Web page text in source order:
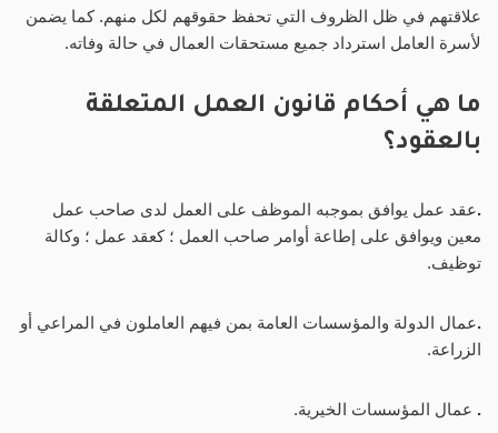
علاقتهم في ظل الظروف التي تحفظ حقوقهم لكل منهم. كما يضمن
لأسرة العامل استرداد جميع مستحقات العمال في حالة وفاته.
ما هي أحكام قانون العمل المتعلقة
بالعقود؟
.عقد عمل يوافق بموجبه الموظف على العمل لدى صاحب عمل
معين ويوافق على إطاعة أوامر صاحب العمل ؛ كعقد عمل ؛ وكالة
توظيف.
.عمال الدولة والمؤسسات العامة بمن فيهم العاملون في المراعي أو
الزراعة.
. عمال المؤسسات الخيرية.